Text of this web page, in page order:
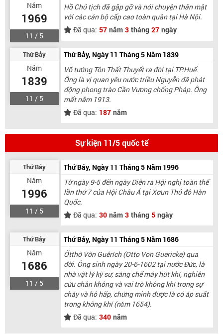
Năm
1969
11 / 5
Hồ Chủ tịch đã gặp gỡ và nói chuyện thân mật
với các cán bộ cấp cao toàn quân tại Hà Nội.
Đã qua: 57 năm 3 tháng 27 ngày
Thứ Bảy
Năm
1839
11 / 5
Thứ Bảy, Ngày 11 Tháng 5 Năm 1839
Võ tướng Tôn Thất Thuyết ra đời tại TP.Huế.
Ông là vị quan yêu nước triều Nguyễn đã phát
động phong trào Cần Vương chống Pháp. Ông
mất năm 1913.
Đã qua: 187 năm
Sự kiện 11/5 quốc tế
Thứ Bảy
Năm
1996
11 / 5
Thứ Bảy, Ngày 11 Tháng 5 Năm 1996
Từ ngày 9-5 đến ngày Diễn ra Hội nghị toàn thể
lần thứ 7 của Hội Châu Á tại Xơun Thủ đô Hàn
Quốc.
Đã qua: 30 năm 3 tháng 5 ngày
Thứ Bảy
Năm
1686
11 / 5
Thứ Bảy, Ngày 11 Tháng 5 Năm 1686
Ốtthô Vôn Guêrích (Otto Von Guericke) qua
đời. Ông sinh ngày 20-6-1602 tại nước Đức, là
nhà vật lý kỹ sư, sáng chế máy hút khí, nghiên
cứu chân không và vai trò không khí trong sự
cháy và hô hấp, chứng minh được là có áp suất
trong không khí (nǎm 1654).
Đã qua: 340 năm